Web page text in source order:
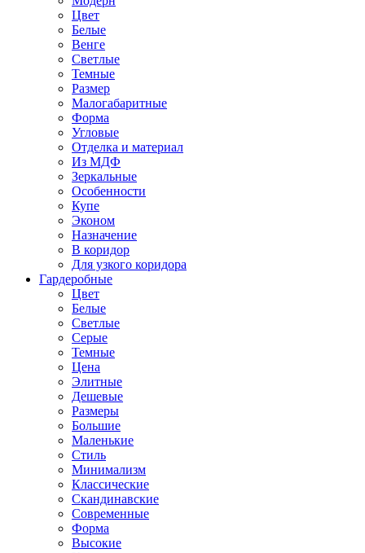
Цвет
Белые
Венге
Светлые
Темные
Размер
Малогабаритные
Форма
Угловые
Отделка и материал
Из МДФ
Зеркальные
Особенности
Купе
Эконом
Назначение
В коридор
Для узкого коридора
Гардеробные
Цвет
Белые
Светлые
Серые
Темные
Цена
Элитные
Дешевые
Размеры
Большие
Маленькие
Стиль
Минимализм
Классические
Скандинавские
Современные
Форма
Высокие